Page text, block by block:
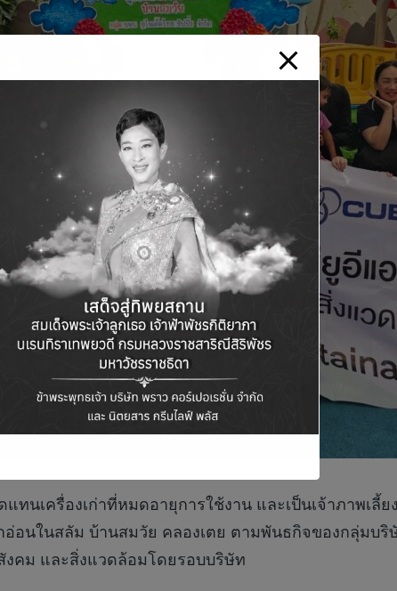
ทนเครื่องเก่าที่หมดอายุการใช้งาน และเป็นเจ้าภาพเลี้
อนในสลัม บ้านสมวัย คลองเตย ตามพันธกิจของกลุ่มบ
คม และสิ่งแวดล้อมโดยรอบบริษัท